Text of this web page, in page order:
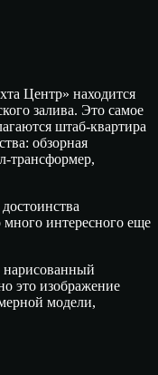
Центр» находится
залива. Это самое
штаб-квартира
обзорная
трансформер,
много интересного еще
нарисованный
это изображение
модели,